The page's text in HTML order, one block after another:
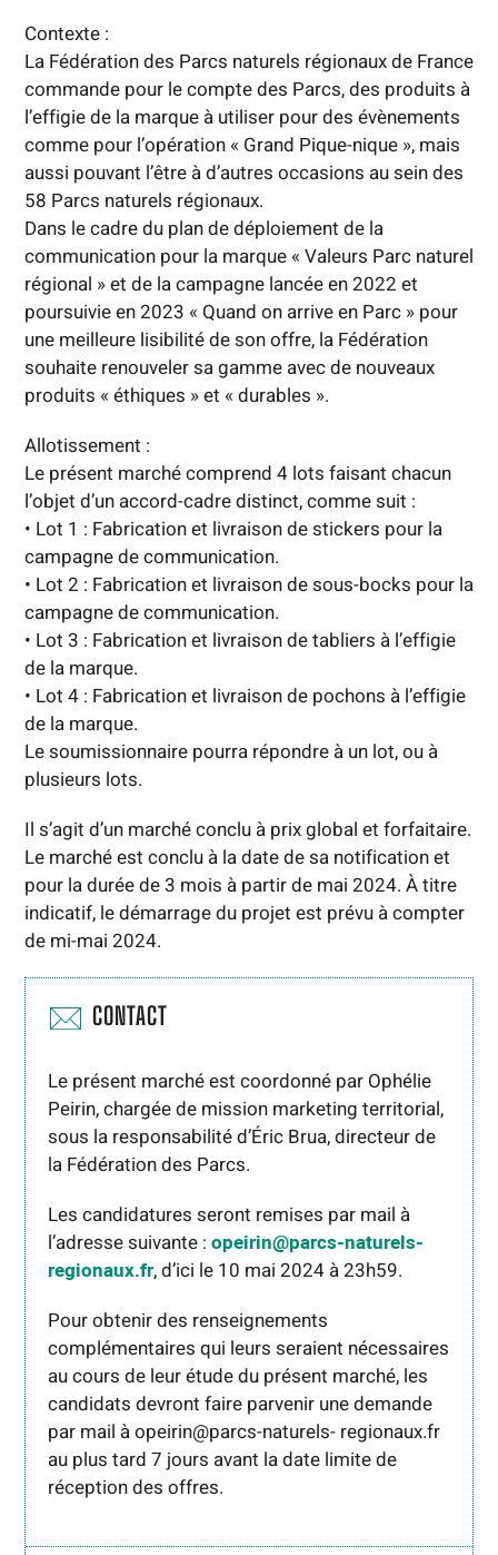
Contexte :
La Fédération des Parcs naturels régionaux de France
commande pour le compte des Parcs, des produits à
l’effigie de la marque à utiliser pour des évènements
comme pour l’opération « Grand Pique-nique », mais
aussi pouvant l’être à d’autres occasions au sein des
58 Parcs naturels régionaux.
Dans le cadre du plan de déploiement de la
communication pour la marque « Valeurs Parc naturel
régional » et de la campagne lancée en 2022 et
poursuivie en 2023 « Quand on arrive en Parc » pour
une meilleure lisibilité de son offre, la Fédération
souhaite renouveler sa gamme avec de nouveaux
produits « éthiques » et « durables ».
Allotissement :
Le présent marché comprend 4 lots faisant chacun
l’objet d’un accord-cadre distinct, comme suit :
• Lot 1 : Fabrication et livraison de stickers pour la
campagne de communication.
• Lot 2 : Fabrication et livraison de sous-bocks pour la
campagne de communication.
• Lot 3 : Fabrication et livraison de tabliers à l’effigie
de la marque.
• Lot 4 : Fabrication et livraison de pochons à l’effigie
de la marque.
Le soumissionnaire pourra répondre à un lot, ou à
plusieurs lots.
Il s’agit d’un marché conclu à prix global et forfaitaire.
Le marché est conclu à la date de sa notification et
pour la durée de 3 mois à partir de mai 2024. À titre
indicatif, le démarrage du projet est prévu à compter
de mi-mai 2024.
CONTACT
Le présent marché est coordonné par Ophélie
Peirin, chargée de mission marketing territorial,
sous la responsabilité d’Éric Brua, directeur de
la Fédération des Parcs.
Les candidatures seront remises par mail à
l’adresse suivante : opeirin@parcs-naturels-
regionaux.fr, d’ici le 10 mai 2024 à 23h59.
Pour obtenir des renseignements
complémentaires qui leurs seraient nécessaires
au cours de leur étude du présent marché, les
candidats devront faire parvenir une demande
par mail à opeirin@parcs-naturels- regionaux.fr
au plus tard 7 jours avant la date limite de
réception des offres.